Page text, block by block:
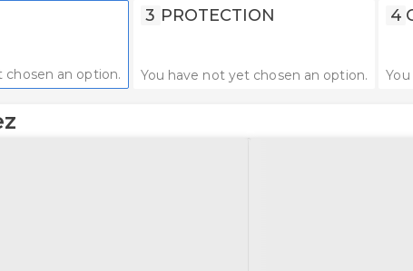
chosen an option.
3 PROTECTION
You have not yet chosen an option.
4